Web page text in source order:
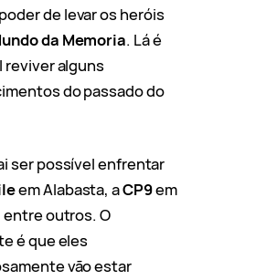
de levar os heróis
da Memoria. Lá é
reviver alguns
do passado do
ser possível enfrentar
em Alabasta, aCP9em
entre outros. O
é que eles
vão estar